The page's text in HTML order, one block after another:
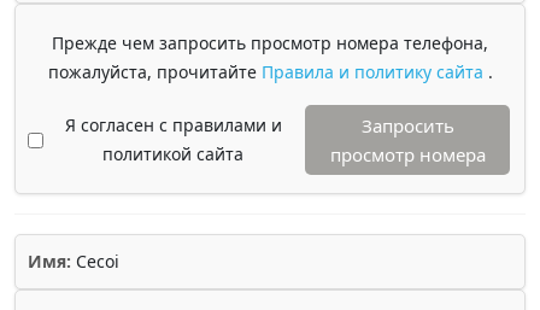
Прежде чем запросить просмотр номера телефона,
пожалуйста, прочитайте Правила и политику сайта .
Я согласен с правилами и
политикой сайта
Запросить
просмотр номера
Имя: Cecoi